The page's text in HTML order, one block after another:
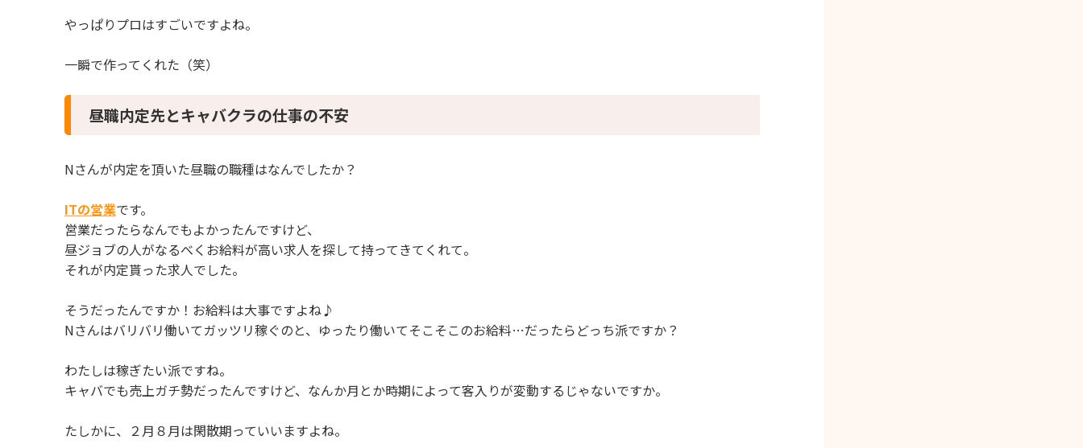
やっぱりプロはすごいですよね。
一瞬で作ってくれた（笑）
昼職内定先とキャバクラの仕事の不安
Nさんが内定を頂いた昼職の職種はなんでしたか？
ITの営業です。
営業だったらなんでもよかったんですけど、
昼ジョブの人がなるべくお給料が高い求人を探して持ってきてくれて。
それが内定貰った求人でした。
そうだったんですか！お給料は大事ですよね♪
Nさんはバリバリ働いてガッツリ稼ぐのと、ゆったり働いてそこそこのお給料…だったらどっち派ですか？
わたしは稼ぎたい派ですね。
キャバでも売上ガチ勢だったんですけど、なんか月とか時期によって客入りが変動するじゃないですか。
たしかに、２月８月は閑散期っていいますよね。